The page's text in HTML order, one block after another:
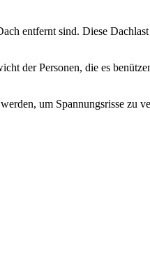
entfernt sind. Diese
der Personen, die es
um Spannungsrisse zu